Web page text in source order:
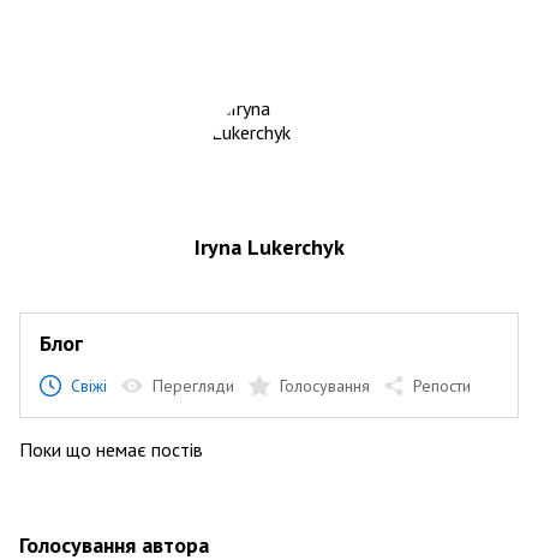
Iryna Lukerchyk
Блог
Свіжі Перегляди Голосування Репости
Поки що немає постів
Голосування автора